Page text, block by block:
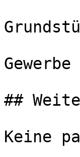
Gewerbe
##
Keine